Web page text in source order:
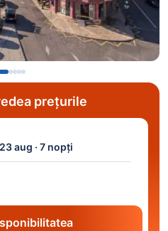
prețurile
aug · 7 nopți